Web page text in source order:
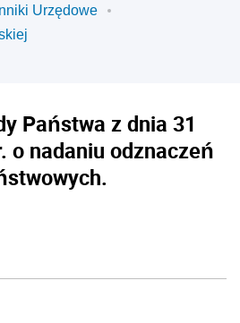
Urzędowe
Państwa z dnia 31
o nadaniu odznaczeń